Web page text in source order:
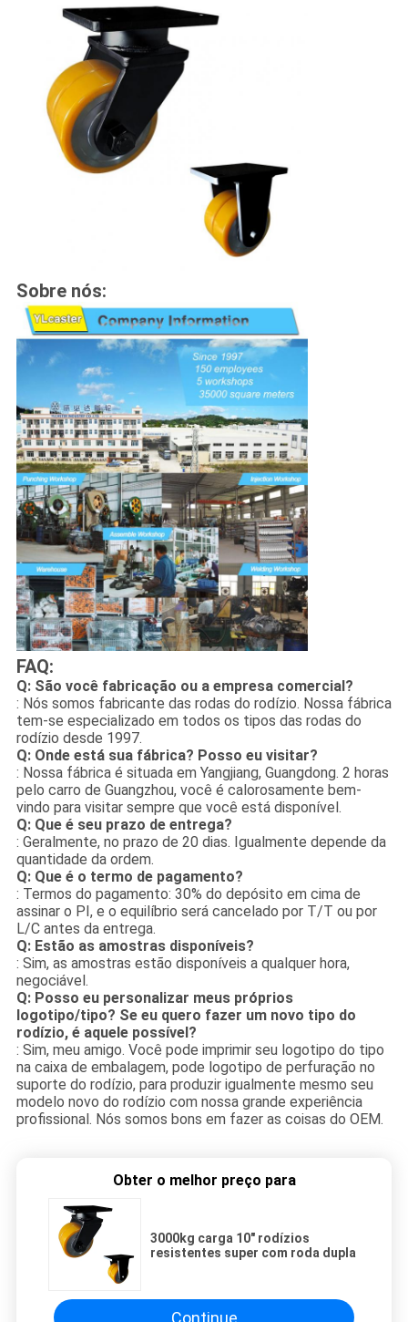
Sobre nós:
FAQ:
Q: São você fabricação ou a empresa comercial?
: Nós somos fabricante das rodas do rodízio. Nossa fábrica
tem-se especializado em todos os tipos das rodas do
rodízio desde 1997.
Q: Onde está sua fábrica? Posso eu visitar?
: Nossa fábrica é situada em Yangjiang, Guangdong. 2 horas
pelo carro de Guangzhou, você é calorosamente bem-
vindo para visitar sempre que você está disponível.
Q: Que é seu prazo de entrega?
: Geralmente, no prazo de 20 dias. Igualmente depende da
quantidade da ordem.
Q: Que é o termo de pagamento?
: Termos do pagamento: 30% do depósito em cima de
assinar o PI, e o equilíbrio será cancelado por T/T ou por
L/C antes da entrega.
Q: Estão as amostras disponíveis?
: Sim, as amostras estão disponíveis a qualquer hora,
negociável.
Q: Posso eu personalizar meus próprios
logotipo/tipo? Se eu quero fazer um novo tipo do
rodízio, é aquele possível?
: Sim, meu amigo. Você pode imprimir seu logotipo do tipo
na caixa de embalagem, pode logotipo de perfuração no
suporte do rodízio, para produzir igualmente mesmo seu
modelo novo do rodízio com nossa grande experiência
profissional. Nós somos bons em fazer as coisas do OEM.
Obter o melhor preço para
3000kg carga 10" rodízios
resistentes super com roda dupla
Continue